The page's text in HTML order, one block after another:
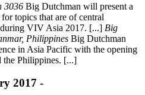
3036 Big Dutchman will present a
topics that are of central
VIV Asia 2017. [...] Big
Philippines Big Dutchman
in Asia Pacific with the opening
the Philippines. [...]
2017 -